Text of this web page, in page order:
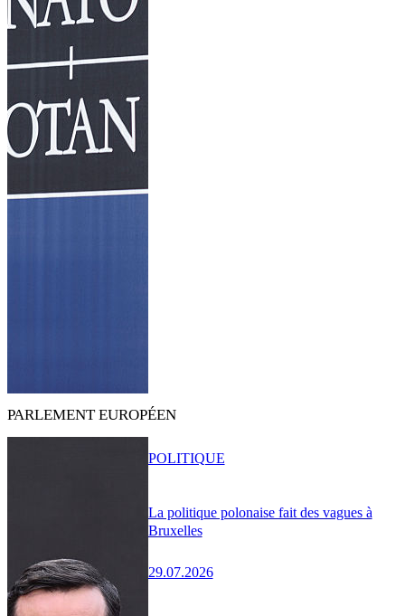
PARLEMENT EUROPÉEN
La politique polonaise fait des vagues à
Bruxelles
29.07.2026
POLITIQUE